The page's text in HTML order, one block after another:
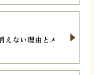
えない理由とメ